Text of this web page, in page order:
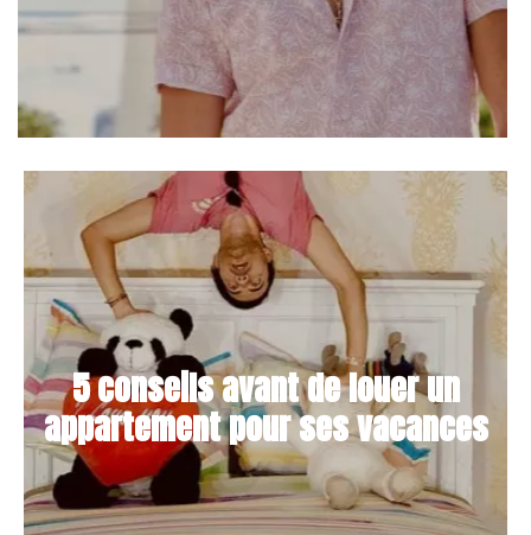
5 conseils avant de louer un
appartement pour ses vacances